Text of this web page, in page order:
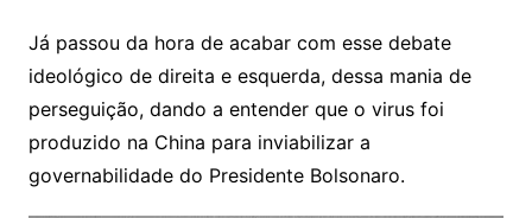
Já passou da hora de acabar com esse debate
ideológico de direita e esquerda, dessa mania de
perseguição, dando a entender que o virus foi
produzido na China para inviabilizar a
governabilidade do Presidente Bolsonaro.